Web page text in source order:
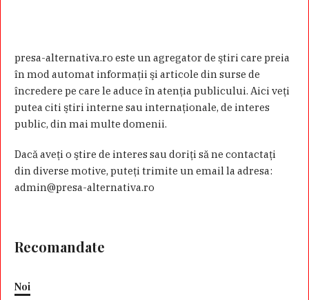
presa-alternativa.ro este un agregator de ştiri care preia
în mod automat informaţii şi articole din surse de
încredere pe care le aduce în atenţia publicului. Aici veţi
putea citi ştiri interne sau internaţionale, de interes
public, din mai multe domenii.
Dacă aveţi o ştire de interes sau doriţi să ne contactaţi
din diverse motive, puteţi trimite un email la adresa:
admin@presa-alternativa.ro
Recomandate
Noi